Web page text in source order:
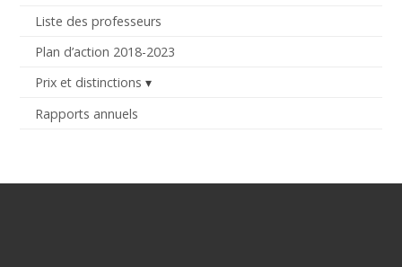
Liste des professeurs
Plan d’action 2018-2023
Prix et distinctions
Rapports annuels